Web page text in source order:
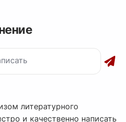
литературного
и качественно написать